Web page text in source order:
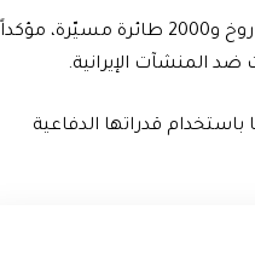
وأشار رئيس هيئة الأركان الاميركي، إلى أن إيران أطلقت خلال المواجهات نحو 500 صاروخ و2000 طائرة مسيّرة، مؤكداً
باستخدام قدراتها الدفاعية